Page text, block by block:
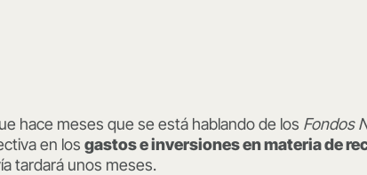
hace meses que se está hablando de los Fondos
en los gastos e inversiones en materia de
tardará unos meses.